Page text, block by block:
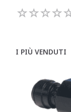
I PIÙ VENDUTI